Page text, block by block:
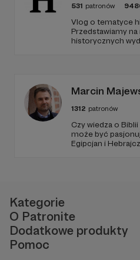
531 patronów
Vlog o tematyce
Przedstawiamy
historycznych
Marcin
1312 patronów
Czy wiedza o
może być
Egipcjan i
Kategorie
O Patronite
Dodatkowe produkty
Pomoc